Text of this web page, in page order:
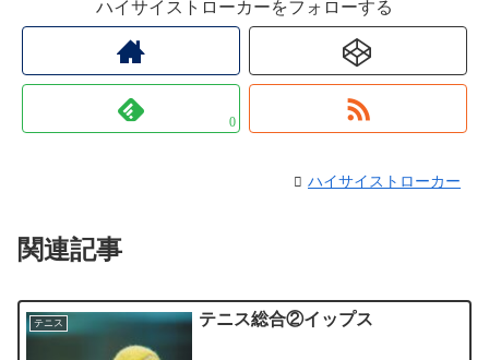
ハイサイストローカーをフォローする
0
ハイサイストローカー
関連記事
テニス テニス総合②イップス